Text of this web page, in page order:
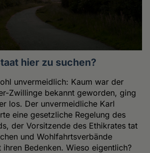
hier zu suchen?
unvermeidlich: Kaum war der
Zwillinge bekannt geworden, ging
los. Der unvermeidliche Karl
eine gesetzliche Regelung des
der Vorsitzende des Ethikrates tat
und Wohlfahrtsverbände
Bedenken. Wieso eigentlich?